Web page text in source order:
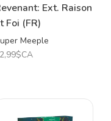
Ext. Raison
Foi (FR)
Meeple